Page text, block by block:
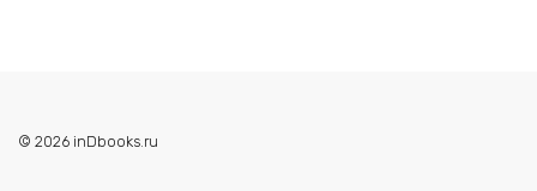
© 2026 inDbooks.ru